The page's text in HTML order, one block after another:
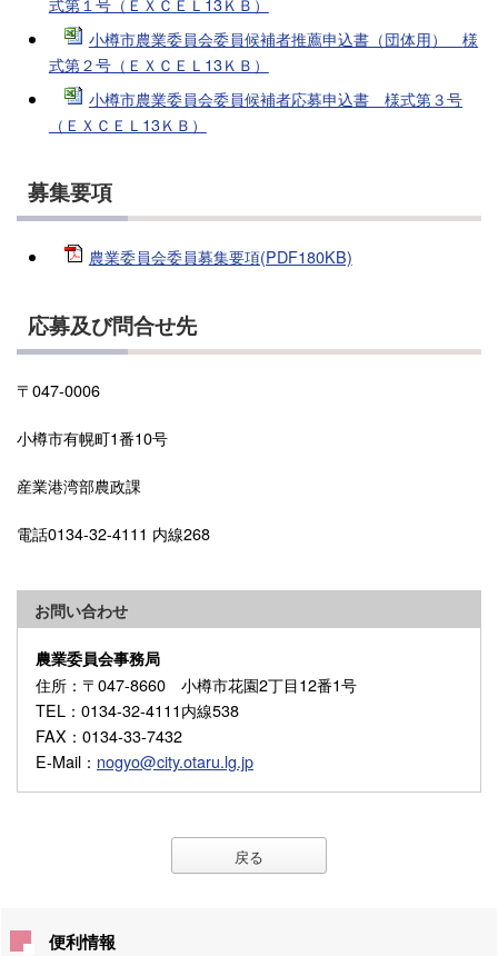
小樽市農業委員会委員候補者推薦申込書（団体用）様
式第２号（ＥＸＣＥＬ13ＫＢ）
小樽市農業委員会委員候補者応募申込書様式第３号
（ＥＸＣＥＬ13ＫＢ）
募集要項
農業委員会委員募集要項(PDF180KB)
応募及び問合せ先
〒047-0006
小樽市有幌町1番10号
産業港湾部農政課
電話0134-32-4111 内線268
お問い合わせ
農業委員会事務局
住所 ：〒047-8660 小樽市花園2丁目12番1号
TEL ：0134-32-4111内線538
FAX ：0134-33-7432
E-Mail ： nogyo@city.otaru.lg.jp
戻る
便利情報